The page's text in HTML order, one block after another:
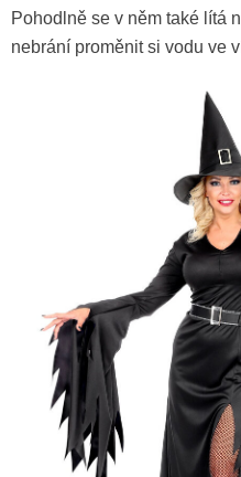
Černý lak
Pohodlně se v něm také lítá
nebrání proměnit si vodu ve